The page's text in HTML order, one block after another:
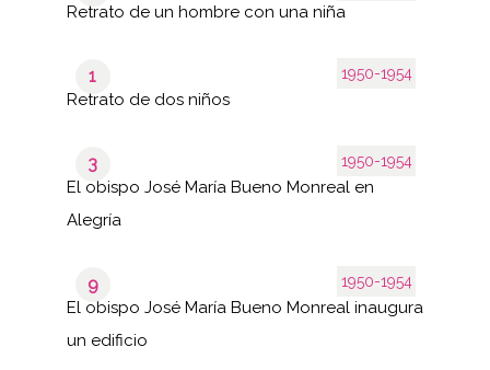
Retrato de un hombre con una niña
1950-1954
1
Retrato de dos niños
1950-1954
3
El obispo José María Bueno Monreal en
Alegría
1950-1954
9
El obispo José María Bueno Monreal inaugura
un edificio